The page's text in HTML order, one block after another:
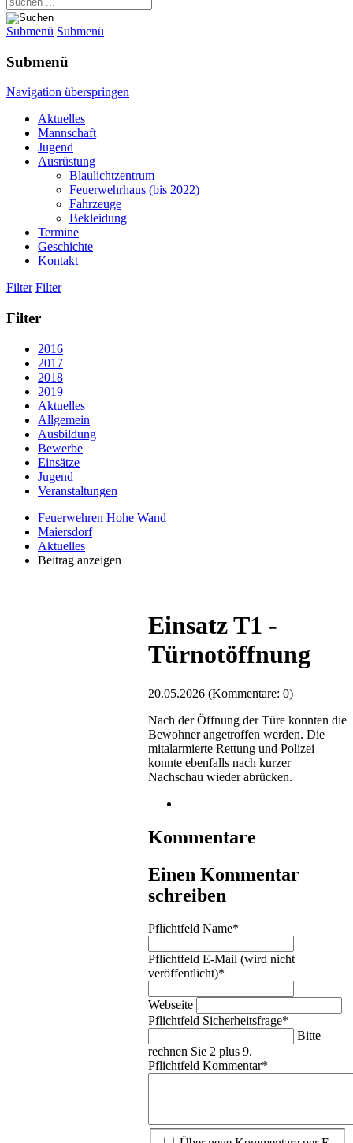
Submenü Submenü
Submenü
Navigation überspringen
Aktuelles
Mannschaft
Jugend
Ausrüstung
Blaulichtzentrum
Feuerwehrhaus (bis 2022)
Fahrzeuge
Bekleidung
Termine
Geschichte
Kontakt
Filter Filter
Filter
2016
2017
2018
2019
Aktuelles
Allgemein
Ausbildung
Bewerbe
Einsätze
Jugend
Veranstaltungen
Feuerwehren Hohe Wand
Maiersdorf
Aktuelles
Beitrag anzeigen
Einsatz T1 -
Türnotöffnung
20.05.2026 (Kommentare: 0)
Nach der Öffnung der Türe konnten die
Bewohner angetroffen werden. Die
mitalarmierte Rettung und Polizei
konnte ebenfalls nach kurzer
Nachschau wieder abrücken.
Kommentare
Einen Kommentar
schreiben
Pflichtfeld Name*
Pflichtfeld E-Mail (wird nicht
veröffentlicht)*
Webseite
Pflichtfeld Sicherheitsfrage*
Bitte
rechnen Sie 2 plus 9.
Pflichtfeld Kommentar*